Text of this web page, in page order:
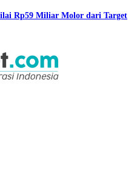
Rp59 Miliar Molor dari Target